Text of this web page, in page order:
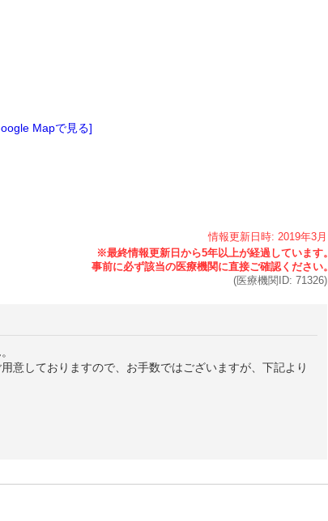
Mapで見る]
情報更新日時: 2019年3月
(医療機関ID: 71326)
意しておりますので、お手数ではございますが、下記より